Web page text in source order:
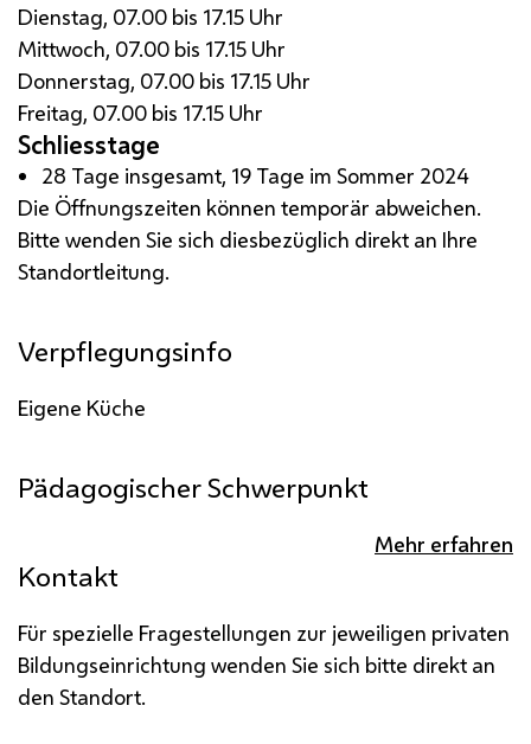
Dienstag, 07.00 bis 17.15 Uhr
Mittwoch, 07.00 bis 17.15 Uhr
Donnerstag, 07.00 bis 17.15 Uhr
Freitag, 07.00 bis 17.15 Uhr
Schliesstage
28 Tage insgesamt, 19 Tage im Sommer 2024
Die Öffnungszeiten können temporär abweichen.
Bitte wenden Sie sich diesbezüglich direkt an Ihre
Standortleitung.
Verpflegungsinfo
Eigene Küche
Pädagogischer Schwerpunkt
Mehr erfahren
Kontakt
Für spezielle Fragestellungen zur jeweiligen privaten
Bildungseinrichtung wenden Sie sich bitte direkt an
den Standort.